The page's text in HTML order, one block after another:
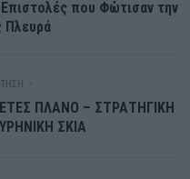
που Φώτισαν την
Πλευρά
ΠΛΑΝΟ – ΣΤΡΑΤΗΓΙΚΗ
ΣΚΙΑ